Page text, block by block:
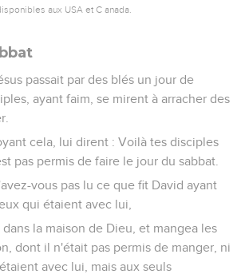
aux USA et C anada.
passait par des blés un jour de
ayant faim, se mirent à arracher des
cela, lui dirent : Voilà tes disciples
pas permis de faire le jour du sabbat.
vous pas lu ce que fit David ayant
qui étaient avec lui,
la maison de Dieu, et mangea les
dont il n'était pas permis de manger, ni
avec lui, mais aux seuls